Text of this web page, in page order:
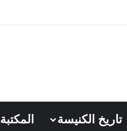
تاريخ الكنيسة المكتبة